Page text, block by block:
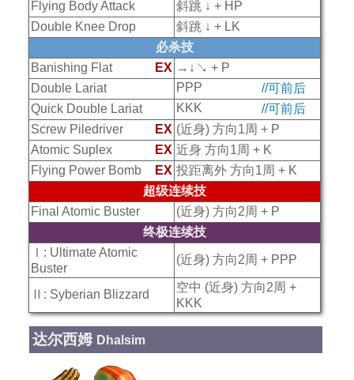
Flying Body Attack
斜跳 ↓ + HP
Double Knee Drop
斜跳 ↓ + LK
必杀技
EX
Banishing Flat
→↓↘ + P
Double Lariat
PPP
//可前后
Quick Double Lariat
KKK
//可前后
EX
Screw Piledriver
(近身) 方向1周 + P
EX
Atomic Suplex
近身 方向1周 + K
EX
Flying Power Bomb
投距离外 方向1周 + K
超级连续技
Final Atomic Buster
(近身) 方向2周 + P
终极连续技
Ⅰ: Ultimate Atomic
Buster
(近身) 方向2周 + PPP
Ⅱ: Syberian Blizzard
空中 (近身) 方向2周 +
KKK
达尔西姆 Dhalsim